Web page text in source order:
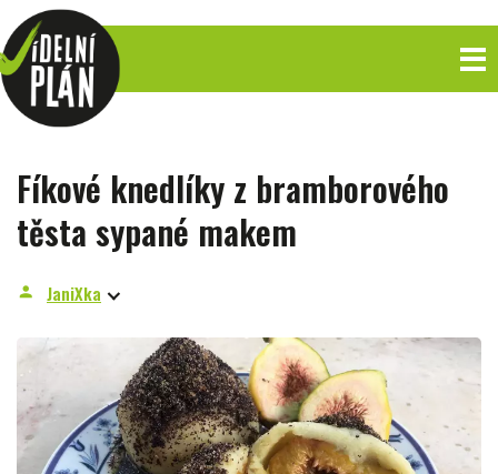
Fíkové knedlíky z bramborového
těsta sypané makem
person JaniXka